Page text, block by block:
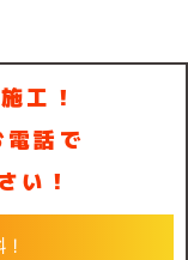
工！
話で
い！